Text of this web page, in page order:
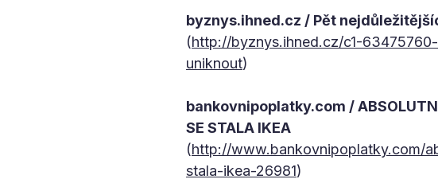
byznys.ihned.cz / Pět
(http://byznys.ihned.cz/c1-
uniknout)
bankovnipoplatky.com /
SE STALA IKEA
(http://www.bankovnipoplatky.com/
stala-ikea-26981)